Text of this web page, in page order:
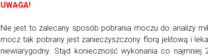
UWAGA!
Nie jest to zalecany sposób pobrania moczu do analizy
mocz tak pobrany jest zanieczyszczony florą jelitową i
niewiarygodny. Stąd konieczność wykonania co